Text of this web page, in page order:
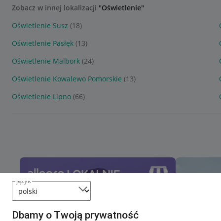
język
Dbamy o Twoją prywatność
Zobacz w innej lokalizacji "Oświetlenie"
Oświetlenie Susz (18)
Oświetlenie Pasłęk (13)
Oświetlenie Malbork (24)
Oświetlenie Kowalewo Pomorskie (13)
Oświetlenie Lipno (66)